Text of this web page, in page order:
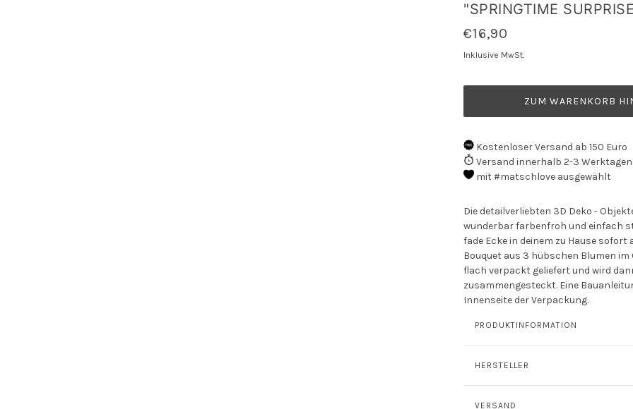
SPRINGTIME
€16,90
Inklusive MwSt.
ZUM WARENKORB
Kostenloser Versand ab 150 Euro
Versand innerhalb 2-3 Werktagen
mit #matschlove ausgewählt
Die detailverliebten 3D Deko -
wunderbar farbenfroh und einfach
fade Ecke in deinem zu Hause sofort
Bouquet aus 3 hübschen Blumen
flach verpackt geliefert und wird
zusammengesteckt. Eine
Innenseite der Verpackung.
PRODUKTINFORMATION
HERSTELLER
VERSAND